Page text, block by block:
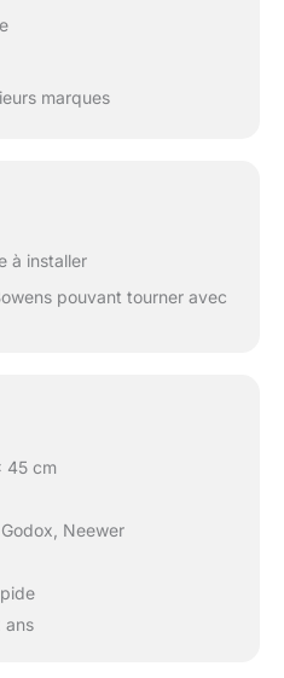
marques
à installer
pouvant tourner avec
45 cm
Neewer
ans